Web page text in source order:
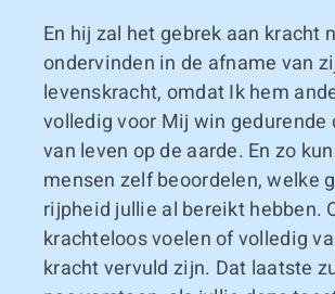
En hij zal het gebrek aan kracht
ondervinden in de afname van
levenskracht, omdat Ik hem
volledig voor Mij win gedurende
van leven op de aarde. En zo
mensen zelf beoordelen, welke
rijpheid jullie al bereikt hebben.
krachteloos voelen of volledig
kracht vervuld zijn. Dat laatste